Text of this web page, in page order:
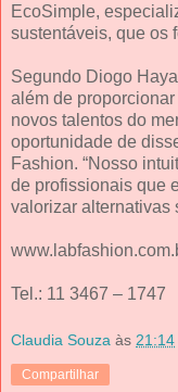
EcoSimple,
sustentáveis, que os
Segundo Diogo
além de
novos talentos do
oportunidade de
Fashion. “Nosso
de profissionais que
valorizar alternativas
Tel.: 11 3467 – 1747
Claudia Souza às 21:14
Compartilhar